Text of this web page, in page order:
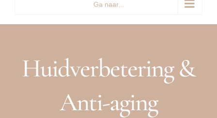
Ga naar...
Huidverbetering &
Anti-aging